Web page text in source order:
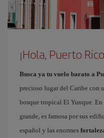
¡Hola, Puerto
Busca ya tu vuelo barato a
precioso lugar del Caribe con
bosque tropical El Yunque. En
grande, es famosa por sus
español y las enormes